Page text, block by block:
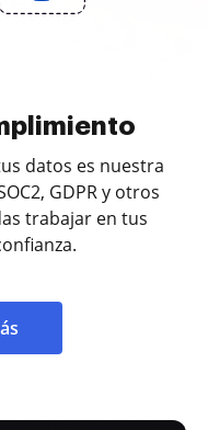
datos es nuestra
GDPR y otros
trabajar en tus